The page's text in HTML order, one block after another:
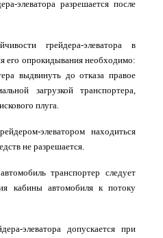
элеватора разрешается после
грейдера-элеватора в
его опрокидывания необходимо:
выдвинуть до отказа правое
загрузкой транспортера,
плуга.
элеватором находиться
не разрешается.
транспортер следует
кабины автомобиля к потоку
элеватора допускается при